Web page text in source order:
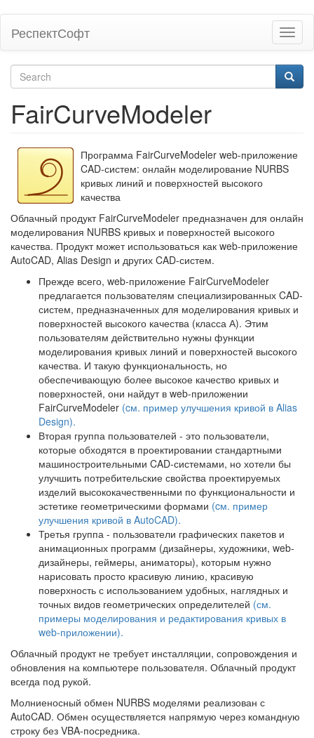
content
РеспектСофт
Search
form
FairCurveModeler
Программа FairCurveModeler web-приложение
CAD-систем: онлайн моделирование NURBS
кривых линий и поверхностей высокого
качества
Облачный продукт FairCurveModeler предназначен для онлайн
моделирования NURBS кривых и поверхностей высокого
качества. Продукт может использоваться как web-приложение
AutoCAD, Alias Design и других CAD-систем.
Прежде всего, web-приложение FairCurveModeler
предлагается пользователям специализированных CAD-
систем, предназначенных для моделирования кривых и
поверхностей высокого качества (класса А). Этим
пользователям действительно нужны функции
моделирования кривых линий и поверхностей высокого
качества. И такую функциональность, но
обеспечивающую более высокое качество кривых и
поверхностей, они найдут в web-приложении
FairCurveModeler (cм. пример улучшения кривой в Alias
Design).
Вторая группа пользователей - это пользователи,
которые обходятся в проектировании стандартными
машиностроительными CAD-системами, но хотели бы
улучшить потребительские свойства проектируемых
изделий высококачественными по функциональности и
эстетике геометрическими формами (cм. пример
улучшения кривой в AutoCAD).
Третья группа - пользователи графических пакетов и
анимационных программ (дизайнеры, художники, web-
дизайнеры, геймеры, аниматоры), которым нужно
нарисовать просто красивую линию, красивую
поверхность с использованием удобных, наглядных и
точных видов геометрических определителей (см.
примеры моделирования и редактирования кривых в
web-приложении).
Облачный продукт не требует инсталляции, сопровождения и
обновления на компьютере пользователя. Облачный продукт
всегда под рукой.
Молниеносный обмен NURBS моделями реализован с
AutoCAD. Обмен осуществляется напрямую через командную
строку без VBA-посредника.